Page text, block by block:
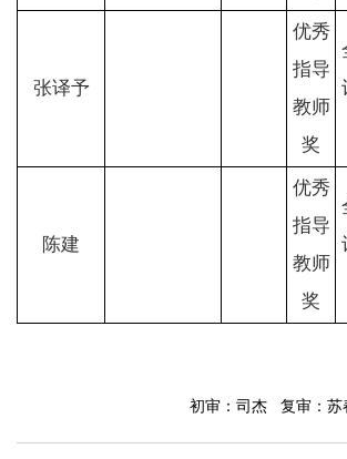
张译予
优秀
指导
教师
奖
陈建
优秀
指导
教师
奖
初审：司杰 复审：苏